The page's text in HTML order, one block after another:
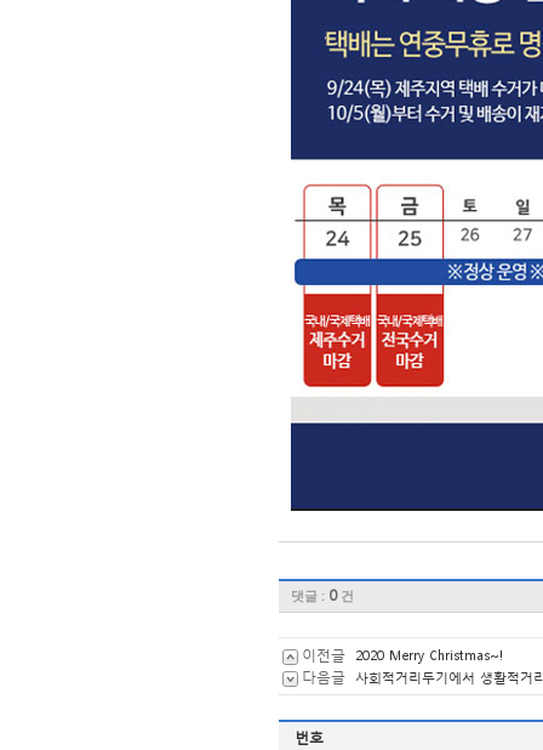
댓글 : 0건
이전글 2020 Merry Christmas~!
다음글 사회적거리두기에서 생활적거
번호